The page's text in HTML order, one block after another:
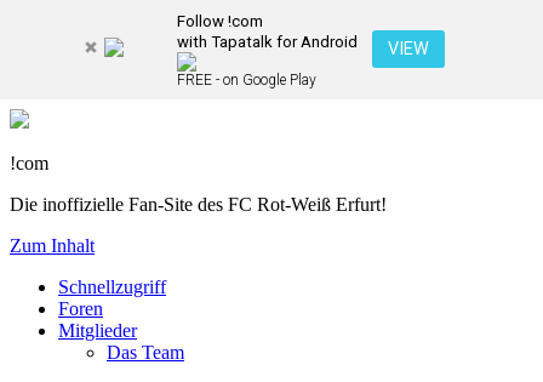
Follow !com
with Tapatalk for Android
FREE - on Google Play
VIEW
!com
Die inoffizielle Fan-Site des FC Rot-Weiß Erfurt!
Zum Inhalt
Schnellzugriff
Foren
Mitglieder
Das Team